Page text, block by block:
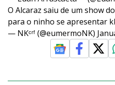
O Alcaraz saiu de um show
para o ninho se apresentar
— NKᶜʳᶠ (@eumermoNK)